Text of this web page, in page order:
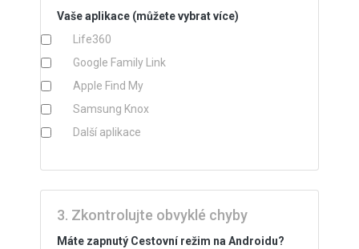
Vaše aplikace (můžete vybrat více)
Life360
Google Family Link
Apple Find My
Samsung Knox
Další aplikace
3. Zkontrolujte obvyklé chyby
Máte zapnutý Cestovní režim na Androidu?